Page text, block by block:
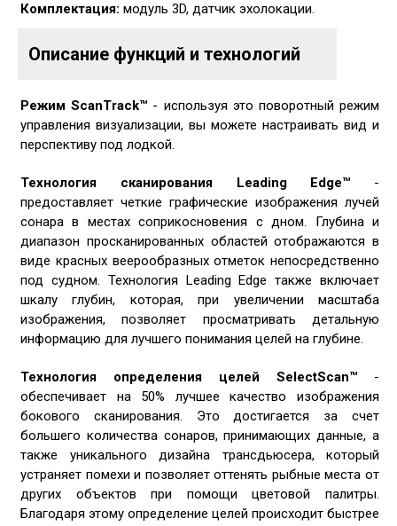
Комплектация: модуль 3D, датчик эхолокации.
Описание функций и технологий
Режим ScanTrack™ - используя это поворотный режим
управления визуализации, вы можете настраивать вид и
перспективу под лодкой.
Технология сканирования Leading Edge™ -
предоставляет четкие графические изображения лучей
сонара в местах соприкосновения с дном. Глубина и
диапазон просканированных областей отображаются в
виде красных веерообразных отметок непосредственно
под судном. Технология Leading Edge также включает
шкалу глубин, которая, при увеличении масштаба
изображения, позволяет просматривать детальную
информацию для лучшего понимания целей на глубине.
Технология определения целей SelectScan™ -
обеспечивает на 50% лучшее качество изображения
бокового сканирования. Это достигается за счет
большего количества сонаров, принимающих данные, а
также уникального дизайна трансдьюсера, который
устраняет помехи и позволяет оттенять рыбные места от
других объектов при помощи цветовой палитры.
Благодаря этому определение целей происходит быстрее